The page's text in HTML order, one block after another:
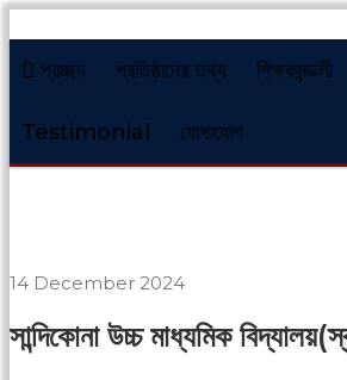
প্রচ্ছদ প্রতিষ্ঠানের তথ্য শিক্ষকমন্ডলী
Testimonial যোগাযোগ
14 December 2024
সান্দিকোনা উচ্চ মাধ্যমিক